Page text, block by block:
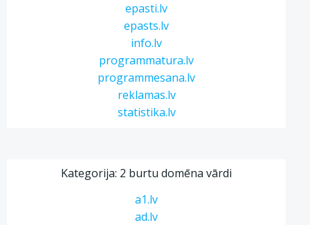
epasti.lv
epasts.lv
info.lv
programmatura.lv
programmesana.lv
reklamas.lv
statistika.lv
Kategorija: 2 burtu domēna vārdi
a1.lv
ad.lv